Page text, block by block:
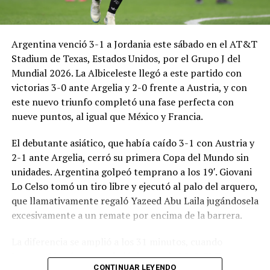
Argentina venció 3-1 a Jordania este sábado en el AT&T
Stadium de Texas, Estados Unidos, por el Grupo J del
Mundial 2026. La Albiceleste llegó a este partido con
victorias 3-0 ante Argelia y 2-0 frente a Austria, y con
este nuevo triunfo completó una fase perfecta con
nueve puntos, al igual que México y Francia.
El debutante asiático, que había caído 3-1 con Austria y
2-1 ante Argelia, cerró su primera Copa del Mundo sin
unidades. Argentina golpeó temprano a los 19′. Giovani
Lo Celso tomó un tiro libre y ejecutó al palo del arquero,
que llamativamente regaló Yazeed Abu Laila jugándosela
excesivamente a un remate por encima de la barrera.
Lautaro Martínez convirtió de penal el 2-0. El Toro
CONTINUAR LEYENDO